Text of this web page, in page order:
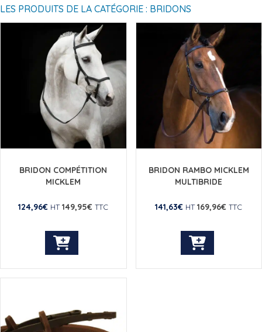
LES PRODUITS DE LA CATÉGORIE : BRIDONS
BRIDON COMPÉTITION
MICKLEM
124,96€ HT 149,95€ TTC
Ce
Les
options
BRIDON RAMBO MICKLEM
MULTIBRIDE
141,63€ HT 169,96€ TTC
Ce